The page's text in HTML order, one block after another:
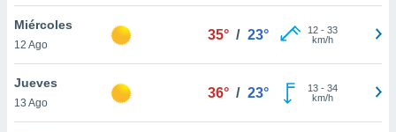
sitio
En
sean
Miércoles
12 Ago
35° / 23° 12- 33
km/h
Jueves
13 Ago
36° / 23° 13- 34
km/h